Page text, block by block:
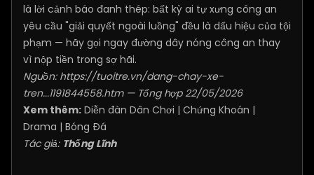
là lời cảnh báo đanh thép: bất kỳ ai tự xưng công an
yêu cầu "giải quyết ngoài luồng" đều là dấu hiệu của tội
phạm — hãy gọi ngay đường dây nóng công an thay
vì nộp tiền trong sợ hãi.
Nguồn: https://tuoitre.vn/dang-chay-xe-
tren...1191844558.htm— Tổng hợp 22/05/2026
Xem thêm: Diễn đàn Dân Chơi | Chứng Khoán |
Drama | Bóng Đá
Tác giả: Thống Lĩnh